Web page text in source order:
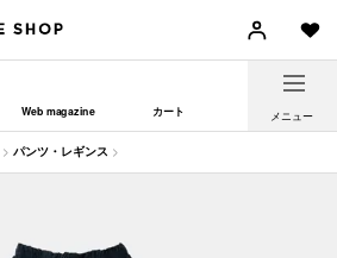
Web magazine カート メニュー
> パンツ・レギンス >